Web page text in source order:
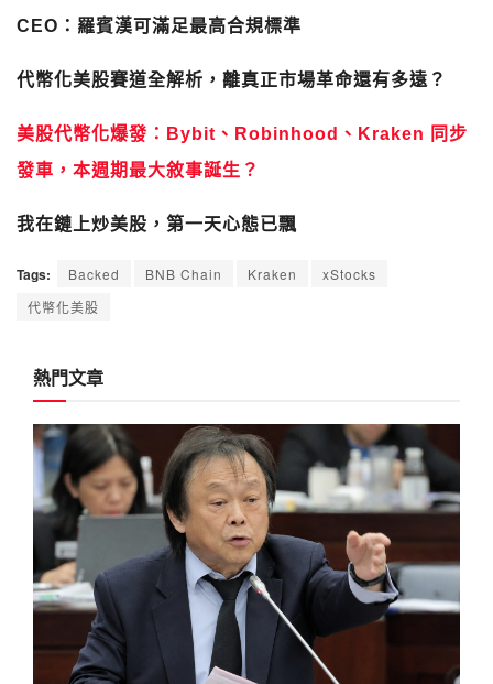
CEO：羅賓漢可滿足最高合規標準
代幣化美股賽道全解析，離真正市場革命還有多遠？
美股代幣化爆發：Bybit、Robinhood、Kraken 同步
發車，本週期最大敘事誕生？
我在鏈上炒美股，第一天心態已飄
Tags: Backed BNB Chain Kraken
xStocks
代幣化美股
熱門文章